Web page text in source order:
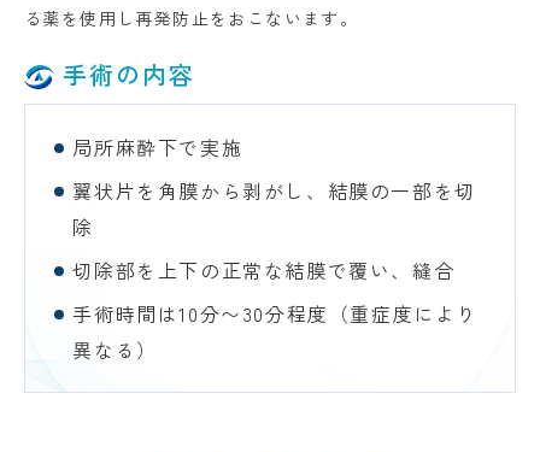
る薬を使用し再発防止をおこないます。
手術の内容
局所麻酔下で実施
翼状片を角膜から剥がし、結膜の一部を切
除
切除部を上下の正常な結膜で覆い、縫合
手術時間は10分〜30分程度（重症度により
異なる）